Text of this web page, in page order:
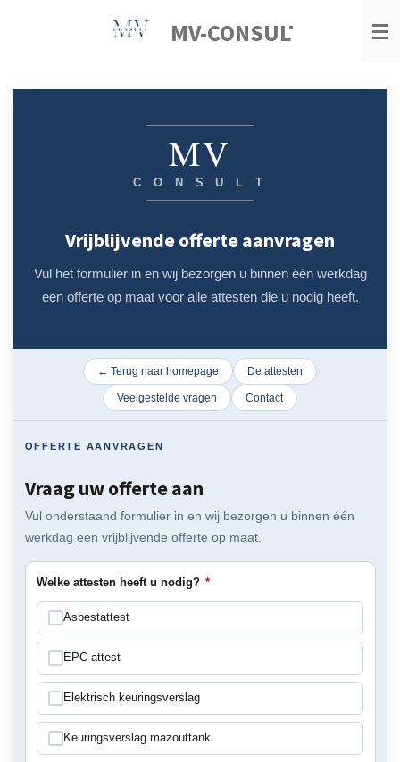
MV-CONSULT
MV
C O N S U L T
Vrijblijvende offerte aanvragen
Vul het formulier in en wij bezorgen u binnen één werkdag
een offerte op maat voor alle attesten die u nodig heeft.
← Terug naar homepage De attesten
Veelgestelde vragen Contact
OFFERTE AANVRAGEN
Vraag uw offerte aan
Vul onderstaand formulier in en wij bezorgen u binnen één
werkdag een vrijblijvende offerte op maat.
Welke attesten heeft u nodig? *
Asbestattest
EPC-attest
Elektrisch keuringsverslag
Keuringsverslag mazouttank